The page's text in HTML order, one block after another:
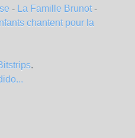
- La Famille Brunot-
chantent pour la
.